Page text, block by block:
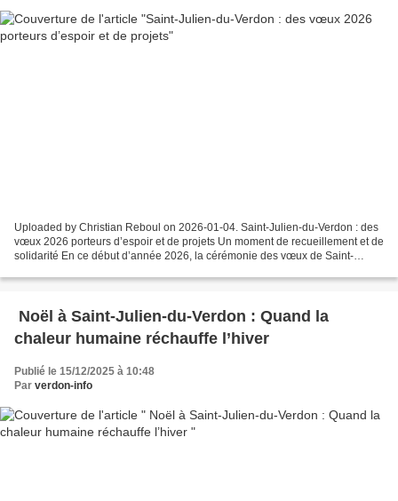
Uploaded by Christian Reboul on 2026-01-04. Saint-Julien-du-Verdon : des
vœux 2026 porteurs d’espoir et de projets Un moment de recueillement et de
solidarité En ce début d’année 2026, la cérémonie des vœux de Saint-
Noël à Saint-Julien-du-Verdon : Quand la
chaleur humaine réchauffe l’hiver
Publié le 15/12/2025 à 10:48
Par verdon-info